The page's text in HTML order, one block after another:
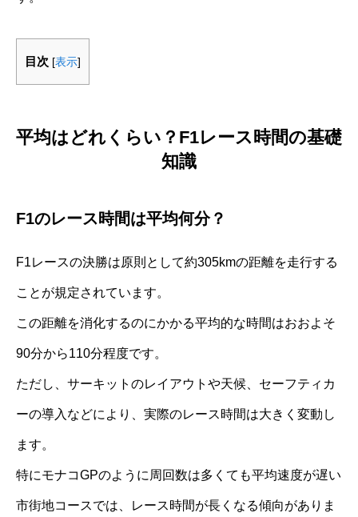
目次 [表示]
平均はどれくらい？F1レース時間の基礎
知識
F1のレース時間は平均何分？
F1レースの決勝は原則として約305kmの距離を走行する
ことが規定されています。
この距離を消化するのにかかる平均的な時間はおおよそ
90分から110分程度です。
ただし、サーキットのレイアウトや天候、セーフティカ
ーの導入などにより、実際のレース時間は大きく変動し
ます。
特にモナコGPのように周回数は多くても平均速度が遅い
市街地コースでは、レース時間が長くなる傾向がありま